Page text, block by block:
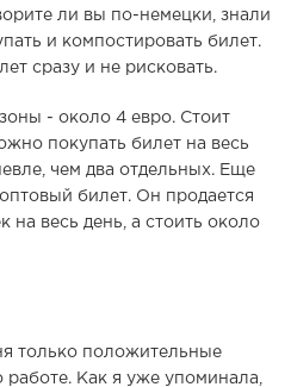
ли вы по-немецки, знали
и компостировать билет.
сразу и не рисковать.
- около 4 евро. Стоит
покупать билет на весь
чем два отдельных. Еще
билет. Он продается
на весь день, а стоить около
только положительные
работе. Как я уже упоминала,